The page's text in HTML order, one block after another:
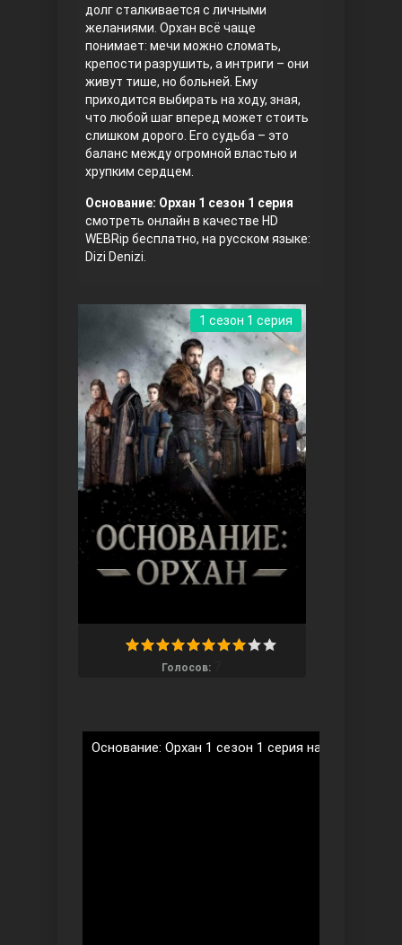
Воскресший Эртугрул
Три сестры
Ветреный холм
Ты назови
долг сталкивается с личными
желаниями. Орхан всё чаще
понимает: мечи можно сломать,
крепости разрушить, а интриги – они
живут тише, но больней. Ему
приходится выбирать на ходу, зная,
что любой шаг вперед может стоить
слишком дорого. Его судьба – это
баланс между огромной властью и
хрупким сердцем.
Основание: Орхан 1 сезон 1 серия
смотреть онлайн в качестве HD
WEBRip бесплатно, на русском языке:
Dizi Denizi.
Голосов:
1 сезон 1 серия
Основание: Орхан 1 сезон 1 серия на русском